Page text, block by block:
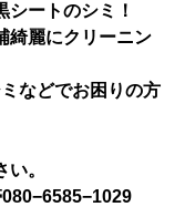
シートのシミ！
綺麗にクリーニン
などでお困りの方
。